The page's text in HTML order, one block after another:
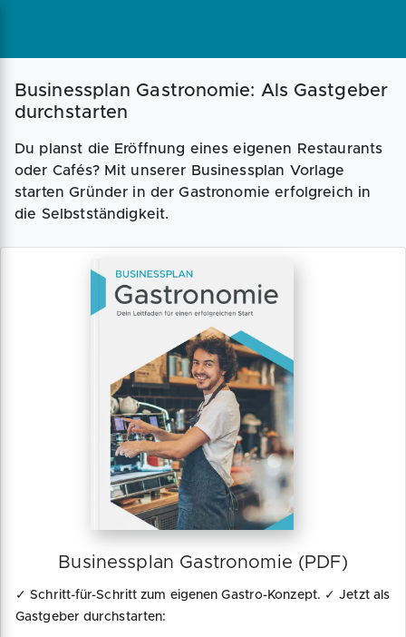
Businessplan Gastronomie: Als Gastgeber
durchstarten
Du planst die Eröffnung eines eigenen Restaurants
oder Cafés? Mit unserer Businessplan Vorlage
starten Gründer in der Gastronomie erfolgreich in
die Selbstständigkeit.
Businessplan Gastronomie (PDF)
✓ Schritt-für-Schritt zum eigenen Gastro-Konzept. ✓ Jetzt als
Gastgeber durchstarten: